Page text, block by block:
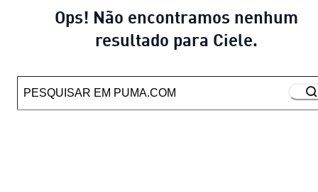
Ops! Não encontramos nenhum
resultado para Ciele.